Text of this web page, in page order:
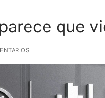
que